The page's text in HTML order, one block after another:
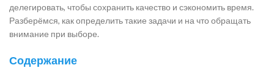
делегировать, чтобы сохранить качество и сэкономить время.
Разберёмся, как определить такие задачи и на что обращать
внимание при выборе.
Содержание